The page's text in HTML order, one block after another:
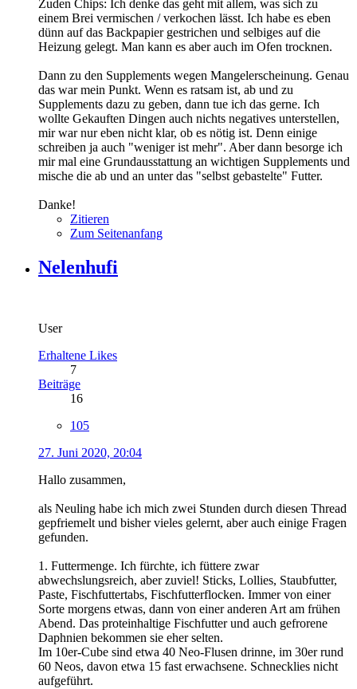
Zuden Chips: Ich denke das geht mit allem, was sich zu
einem Brei vermischen / verkochen lässt. Ich habe es eben
dünn auf das Backpapier gestrichen und selbiges auf die
Heizung gelegt. Man kann es aber auch im Ofen trocknen.
Dann zu den Supplements wegen Mangelerscheinung. Genau
das war mein Punkt. Wenn es ratsam ist, ab und zu
Supplements dazu zu geben, dann tue ich das gerne. Ich
wollte Gekauften Dingen auch nichts negatives unterstellen,
mir war nur eben nicht klar, ob es nötig ist. Denn einige
schreiben ja auch "weniger ist mehr". Aber dann besorge ich
mir mal eine Grundausstattung an wichtigen Supplements und
mische die ab und an unter das "selbst gebastelte" Futter.
Danke!
Zitieren
Zum Seitenanfang
Nelenhufi
User
Erhaltene Likes
7
Beiträge
16
105
27. Juni 2020, 20:04
Hallo zusammen,
als Neuling habe ich mich zwei Stunden durch diesen Thread
gepfriemelt und bisher vieles gelernt, aber auch einige Fragen
gefunden.
1. Futtermenge. Ich fürchte, ich füttere zwar
abwechslungsreich, aber zuviel! Sticks, Lollies, Staubfutter,
Paste, Fischfuttertabs, Fischfutterflocken. Immer von einer
Sorte morgens etwas, dann von einer anderen Art am frühen
Abend. Das proteinhaltige Fischfutter und auch gefrorene
Daphnien bekommen sie eher selten.
Im 10er-Cube sind etwa 40 Neo-Flusen drinne, im 30er rund
60 Neos, davon etwa 15 fast erwachsene. Schnecklies nicht
aufgeführt.